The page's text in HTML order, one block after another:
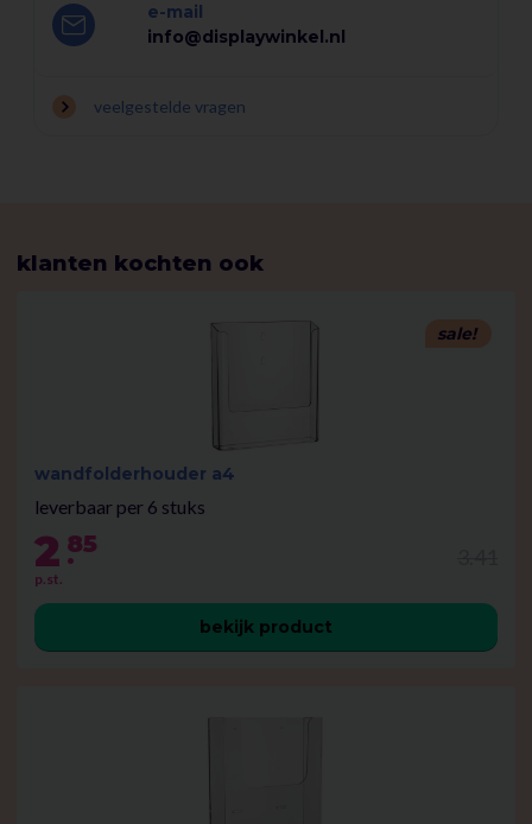
e-mail
info@displaywinkel.nl
veelgestelde vragen
klanten kochten ook
wandfolderhouder a4
leverbaar per 6 stuks
sale!
2 .
85
p.st.
bekijk product